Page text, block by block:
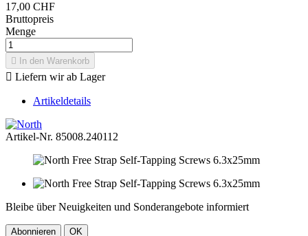
17,00 CHF
Bruttopreis
Menge
 In den Warenkorb
 Liefern wir ab Lager
Artikeldetails
Artikel-Nr. 85008.240112
Bleibe über Neuigkeiten und Sonderangebote informiert